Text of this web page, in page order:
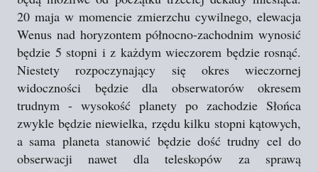
20 maja w momencie zmierzchu cywilnego, elewacja
Wenus nad horyzontem północno-zachodnim wynosić
będzie 5 stopni i z każdym wieczorem będzie rosnąć.
Niestety rozpoczynający się okres wieczornej
widoczności będzie dla obserwatorów okresem
trudnym - wysokość planety po zachodzie Słońca
zwykle będzie niewielka, rzędu kilku stopni kątowych,
a sama planeta stanowić będzie dość trudny cel do
obserwacji nawet dla teleskopów za sprawą